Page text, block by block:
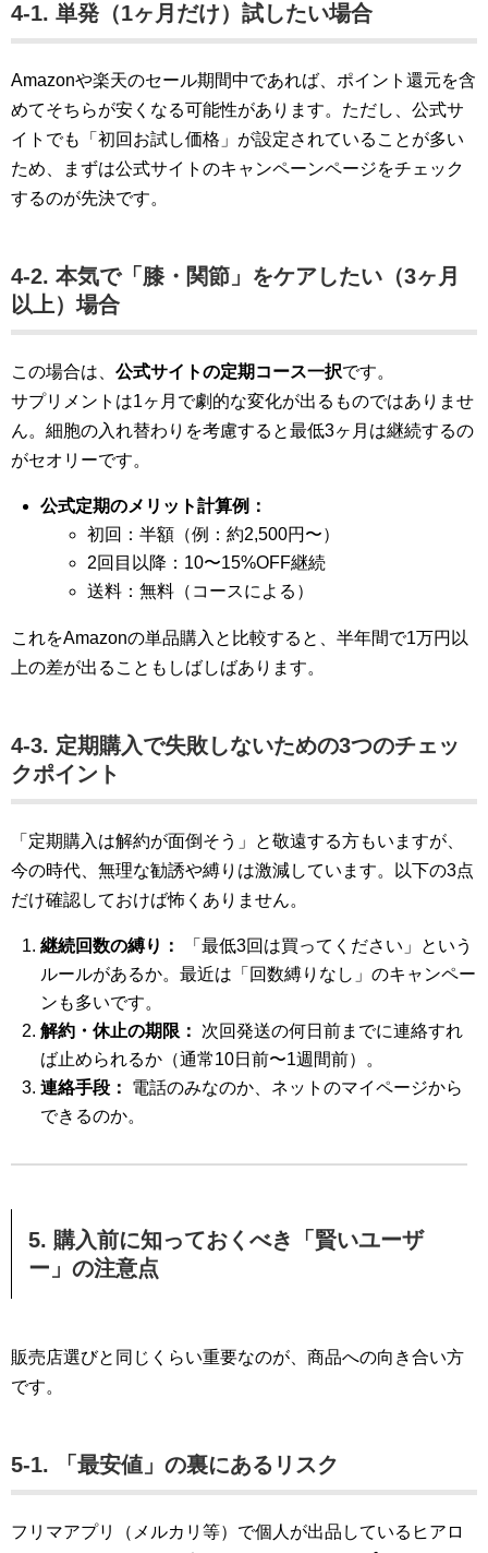
4-1. 単発（1ヶ月だけ）試したい場合
Amazonや楽天のセール期間中であれば、ポイント還元を含
めてそちらが安くなる可能性があります。ただし、公式サ
イトでも「初回お試し価格」が設定されていることが多い
ため、まずは公式サイトのキャンペーンページをチェック
するのが先決です。
4-2. 本気で「膝・関節」をケアしたい（3ヶ月
以上）場合
この場合は、 公式サイトの定期コース一択です。
サプリメントは1ヶ月で劇的な変化が出るものではありませ
ん。細胞の入れ替わりを考慮すると最低3ヶ月は継続するの
がセオリーです。
公式定期のメリット計算例：
初回：半額（例：約2,500円〜）
2回目以降：10〜15%OFF継続
送料：無料（コースによる）
これをAmazonの単品購入と比較すると、半年間で1万円以
上の差が出ることもしばしばあります。
4-3. 定期購入で失敗しないための3つのチェッ
クポイント
「定期購入は解約が面倒そう」と敬遠する方もいますが、
今の時代、無理な勧誘や縛りは激減しています。以下の3点
だけ確認しておけば怖くありません。
継続回数の縛り：
「最低3回は買ってください」という
ルールがあるか。最近は「回数縛りなし」のキャンペー
ンも多いです。
解約・休止の期限：
次回発送の何日前までに連絡すれ
ば止められるか（通常10日前〜1週間前）。
連絡手段：
電話のみなのか、ネットのマイページから
できるのか。
5. 購入前に知っておくべき「賢いユーザ
ー」の注意点
販売店選びと同じくらい重要なのが、商品への向き合い方
です。
5-1. 「最安値」の裏にあるリスク
フリマアプリ（メルカリ等）で個人が出品しているヒアロ